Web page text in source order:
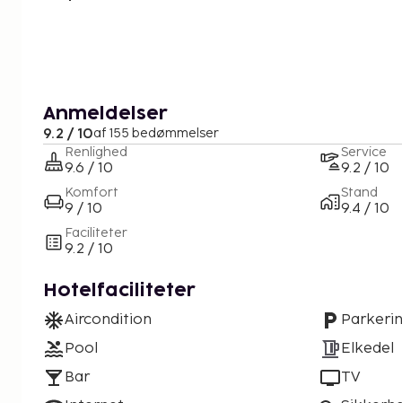
Anmeldelser
9.2 / 10af 155 bedømmelser
Renlighed
9.6 / 10
Komfort
9 / 10
Faciliteter
9.2 / 10
Service
9.2 / 10
Stand
9.4 / 10
Hotelfaciliteter
Aircondition
Pool
Bar
Elkedel
TV